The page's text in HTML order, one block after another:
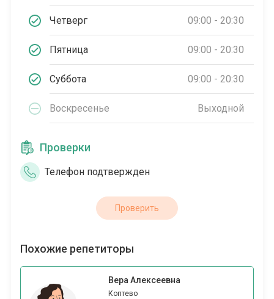
Четверг 09:00 - 20:30
Пятница 09:00 - 20:30
Суббота 09:00 - 20:30
Воскресенье Выходной
Проверки
Телефон подтвержден
Проверить
Похожие репетиторы
Вера Алексеевна
Коптево